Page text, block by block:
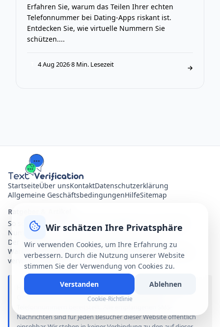
Erfahren Sie, warum das Teilen Ihrer echten
Telefonnummer bei Dating-Apps riskant ist.
Entdecken Sie, wie virtuelle Nummern Sie
schützen....
4 Aug 2026·8 Min. Lesezeit →
StartseiteÜber unsKontaktDatenschutzerklärung
Allgemeine GeschäftsbedingungenHilfeSitemap
Ratgeber & Artikel
So schützen Sie Ihre Online-Privatsphäre mit virtuellen
Nummern
Der ultimative Leitfaden zur SMS-Verifizierung
Warum Sie Ihre persönliche Nummer nicht für jede App
verwenden sollten?
Haftungsausschluss: text-verification.net ist ein kostenloser
Online-Dienst, der gemeinsam genutzte virtuelle
Nachrichten sind für jeden Besucher dieser Website öffentlich
Wir schätzen Ihre Privatsphäre
Wir verwenden Cookies, um Ihre Erfahrung zu
verbessern. Durch die Nutzung unserer Website
stimmen Sie der Verwendung von Cookies zu.
Verstanden
Ablehnen
Cookie-Richtlinie